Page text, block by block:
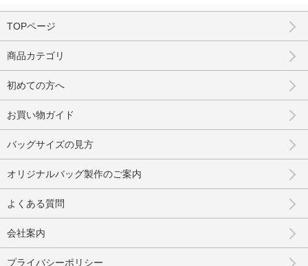
TOPページ
商品カテゴリ
初めての方へ
お買い物ガイド
バッグサイズの見方
オリジナルバッグ製作のご案内
よくある質問
会社案内
プライバシーポリシー